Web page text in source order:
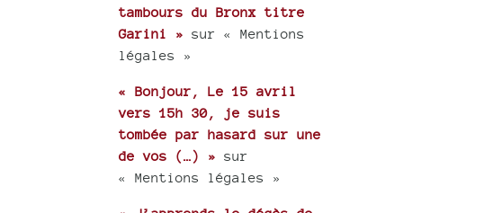
tambours du Bronx titre
Garini » sur « Mentions
légales »
« Bonjour, Le 15 avril
vers 15h 30, je suis
tombée par hasard sur une
de vos (…) » sur
« Mentions légales »